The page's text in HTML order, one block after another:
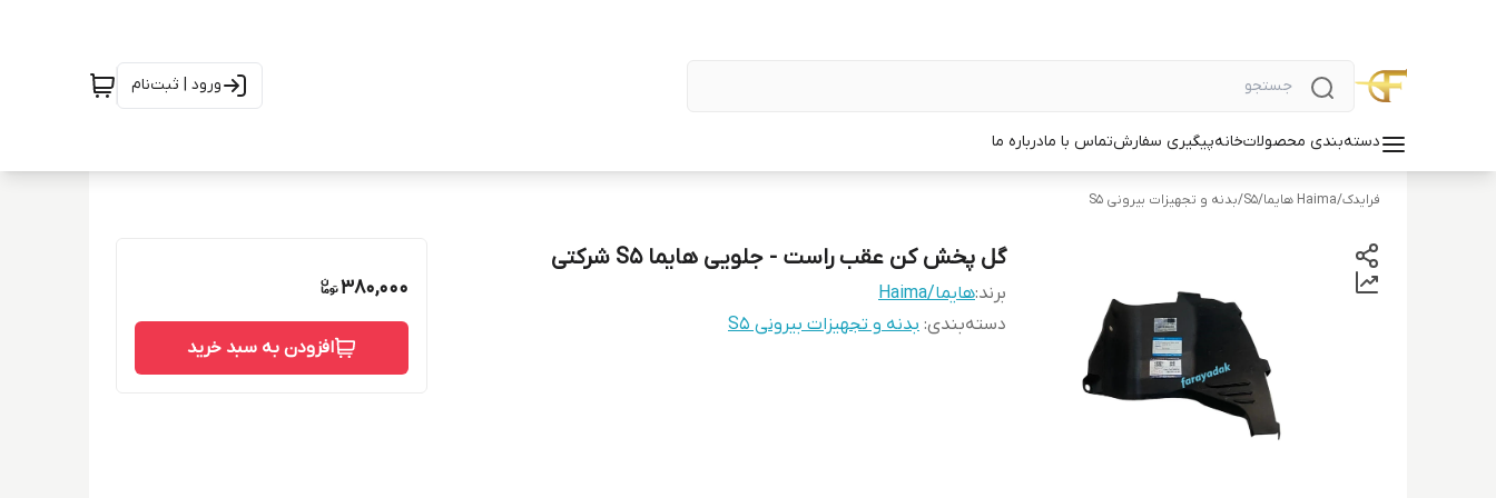
ورود | ثبت‌نام
دسته‌بندی محصولاتخانهپیگیری سفارشتماس با مادرباره ما
فرایدک/Haima هایما /
S5
/بدنه و تجهیزات بیرونی S5
گل پخش کن عقب راست - جلویی هایما S5 شرکتی
برند:هایما/Haima
دسته‌بندی: بدنه و تجهیزات بیرونی S5
380,000
افزودن به سبد خرید